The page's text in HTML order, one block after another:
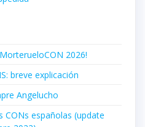
2026!
breve explicación
Angelucho
CONs españolas (update